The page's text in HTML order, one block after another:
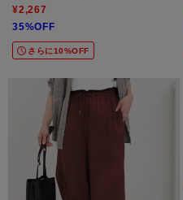
¥2,267
35%OFF
さらに10%OFF